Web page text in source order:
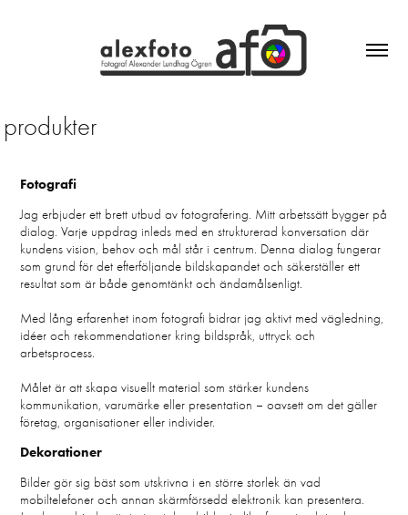
produkter
Fotografi
Jag erbjuder ett brett utbud av fotografering. Mitt arbetssätt bygger på
dialog. Varje uppdrag inleds med en strukturerad konversation där
kundens vision, behov och mål står i centrum. Denna dialog fungerar
som grund för det efterföljande bildskapandet och säkerställer ett
resultat som är både genomtänkt och ändamålsenligt.
Med lång erfarenhet inom fotografi bidrar jag aktivt med vägledning,
idéer och rekommendationer kring bildspråk, uttryck och
arbetsprocess.
Målet är att skapa visuellt material som stärker kundens
kommunikation, varumärke eller presentation – oavsett om det gäller
företag, organisationer eller individer.
Dekorationer
Bilder gör sig bäst som utskrivna i en större storlek än vad
mobiltelefoner och annan skärmförsedd elektronik kan presentera.